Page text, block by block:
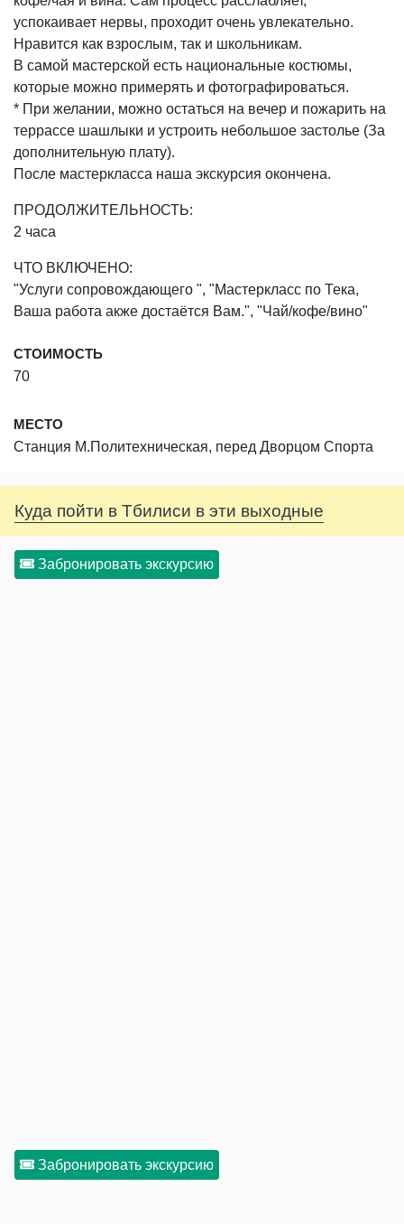
успокаивает нервы, проходит очень увлекательно.
Нравится как взрослым, так и школьникам.
В самой мастерской есть национальные костюмы,
которые можно примерять и фотографироваться.
* При желании, можно остаться на вечер и пожарить на
террассе шашлыки и устроить небольшое застолье (За
дополнительную плату).
После мастеркласса наша экскурсия окончена.
ПРОДОЛЖИТЕЛЬНОСТЬ:
2 часа
ЧТО ВКЛЮЧЕНО:
"Услуги сопровождающего ", "Мастеркласс по Тека,
Ваша работа акже достаётся Вам.", "Чай/кофе/вино"
СТОИМОСТЬ
70
МЕСТО
Станция М.Политехническая, перед Дворцом Спорта
Куда пойти в Тбилиси в эти выходные
Забронировать экскурсию
Забронировать экскурсию